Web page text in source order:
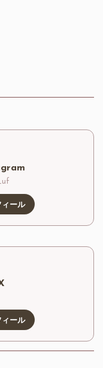
ール
ール